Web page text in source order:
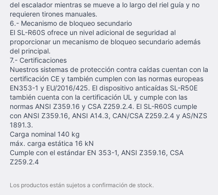
del escalador mientras se mueve a lo largo del riel guía y no
requieren tirones manuales.
6.- Mecanismo de bloqueo secundario
El SL-R60S ofrece un nivel adicional de seguridad al
proporcionar un mecanismo de bloqueo secundario además
del principal.
7.- Certificaciones
Nuestros sistemas de protección contra caídas cuentan con la
certificación CE y también cumplen con las normas europeas
EN353-1 y EU/2016/425. El dispositivo anticaídas SL-R50E
también cuenta con la certificación UL y cumple con las
normas ANSI Z359.16 y CSA Z259.2.4. El SL-R60S cumple
con ANSI Z359.16, ANSI A14.3, CAN/CSA Z259.2.4 y AS/NZS
1891.3.
Carga nominal 140 kg
máx. carga estática 16 kN
Cumple con el estándar EN 353-1, ANSI Z359.16, CSA
Z259.2.4
Los productos están sujetos a confirmación de stock.